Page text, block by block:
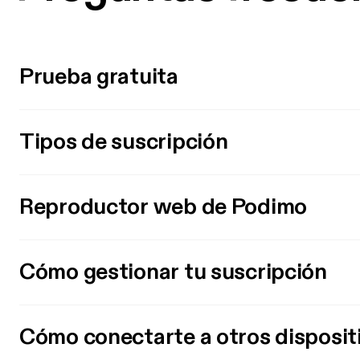
Prueba gratuita
Tipos de suscripción
Reproductor web de Podimo
Cómo gestionar tu suscripción
Cómo conectarte a otros